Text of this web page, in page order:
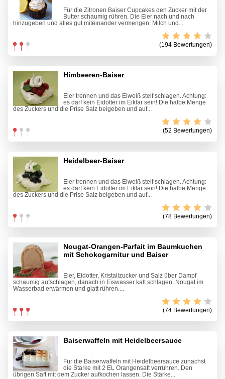
Für die Zitronen Baiser Cupcakes den Zucker mit der
Butter schaumig rühren. Die Eier nach und nach
hinzugeben und alles gut miteinander vermengen. Milch und...
(194 Bewertungen)
Himbeeren-Baiser
Eier trennen und das Eiweiß steif schlagen. Achtung:
es darf kein Eidotter im Eiklar sein! Die halbe Menge
des Zuckers und die Prise Salz beigeben und auf...
(52 Bewertungen)
Heidelbeer-Baiser
Eier trennen und das Eiweiß steif schlagen. Achtung:
es darf kein Eidotter im Eiklar sein! Die halbe Menge
des Zuckers und die Prise Salz beigeben und auf...
(78 Bewertungen)
Nougat-Orangen-Parfait im Baumkuchen
mit Schokogarnitur und Baiser
Eier, Eidotter, Kristallzucker und Salz über Dampf
schaumig aufschlagen, danach in Eiswasser kalt schlagen. Nougat im
Wasserbad erwärmen und glatt rühren....
(74 Bewertungen)
Baiserwaffeln mit Heidelbeersauce
Für die Baiserwaffeln mit Heidelbeersauce zunächst
die Stärke mit 2 EL Orangensaft verrühren. Den
übrigen Saft mit dem Zucker aufkochen lassen. Die Stärke...